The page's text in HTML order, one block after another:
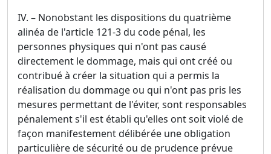
IV. – Nonobstant les dispositions du quatrième
alinéa de l'article 121-3 du code pénal, les
personnes physiques qui n'ont pas causé
directement le dommage, mais qui ont créé ou
contribué à créer la situation qui a permis la
réalisation du dommage ou qui n'ont pas pris les
mesures permettant de l'éviter, sont responsables
pénalement s'il est établi qu'elles ont soit violé de
façon manifestement délibérée une obligation
particulière de sécurité ou de prudence prévue